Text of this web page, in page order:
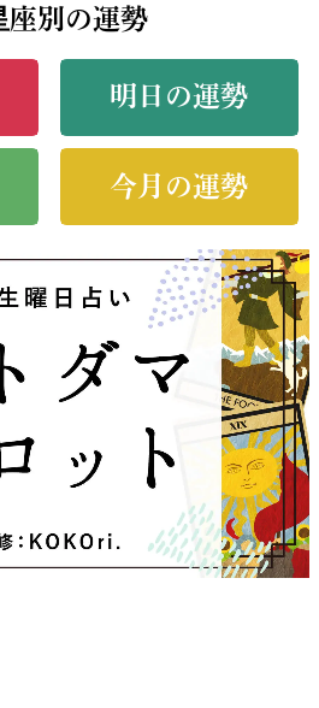
座別の運勢
明日の運勢
今月の運勢